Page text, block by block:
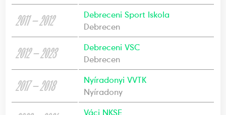
2011 — 2012
Debreceni Sport Iskola
Debrecen
2012 — 2023
Debreceni VSC
Debrecen
2017 — 2018
Nyíradonyi VVTK
Nyíradony
Váci NKSE